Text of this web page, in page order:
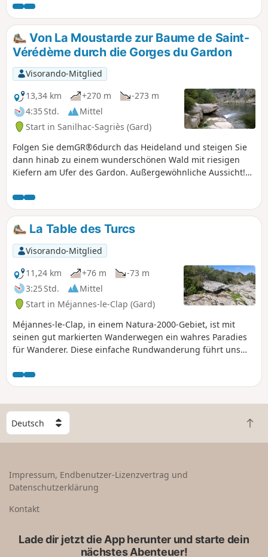
prähistorischer Unterschlupf, der hinter einer
geschlossenen Eisentür Zeichnungen von Mammuts und
einer Raubkatze aus dem Jungpaläolithikum beherbergt),
die Baume Percée von oben und von unten, die
Kletterfelsen von Russan... bewundern.
Von La Moustarde zur Baume de Saint-
Vérédème durch die Gorges du Gardon
Visorando-Mitglied
13,34 km
+270 m
-273 m
4:35 Std.
Mittel
Start in Sanilhac-Sagriès (Gard)
Folgen Sie demGR®6durch das Heideland und steigen Sie
dann hinab zu einem wunderschönen Wald mit riesigen
Kiefern am Ufer des Gardon. Außergewöhnliche Aussicht!
seinen Quellen vorbei. Man gelangt dann zur Mühle
„Moulin de la Barque” und zur Einsiedelei „Ermitage de
Saint-Vérédème”. Die folgende Höhle „La Baume”
durchquert die Felswand und erfordert eine Taschenlampe,
ist jedoch zum Schutz der Fledermäuse nur einen Teil des
Jahres geöffnet. Über einen steilen, gesicherten Aufstieg
gelangt man zurück zumGR®6.
La Table des Turcs
Visorando-Mitglied
11,24 km
+76 m
-73 m
3:25 Std.
Mittel
Start in Méjannes-le-Clap (Gard)
Méjannes-le-Clap, in einem Natura-2000-Gebiet, ist mit
seinen gut markierten Wanderwegen ein wahres Paradies
für Wanderer. Diese einfache Rundwanderung führt uns
des Turcs” bekannt ist.
W
ä
h
e
n
Z
u
Impressum, Endbenutzer-Lizenzvertrag und
Datenschutzerklärung
Kontakt
Lade dir jetzt die App herunter und starte dein
nächstes Abenteuer!